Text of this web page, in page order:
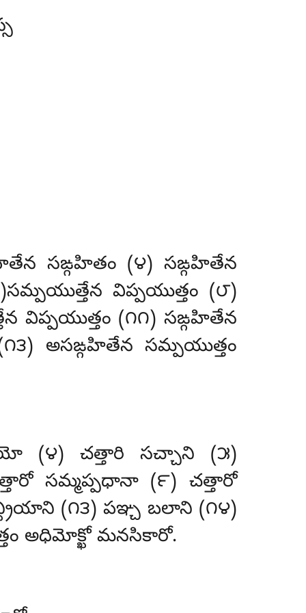
సఙ్గహితం (౪) సఙ్గహితేన
విప్పయుత్తం (౮)
విప్పయుత్తం (౧౧) సఙ్గహితేన
అసఙ్గహితేన సమ్పయుత్తం
(౪) చత్తారి సచ్చాని (౫)
సమ్మప్పధానా (౯) చత్తారో
(౧౩) పఞ్చ బలాని (౧౪)
అధిమోక్ఖో మనసికారో.